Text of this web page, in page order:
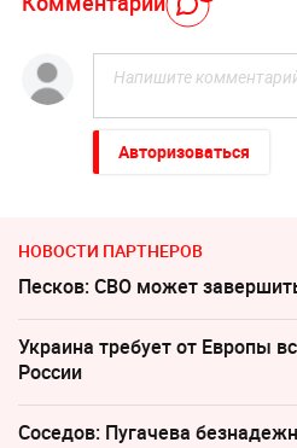
Авторизоваться
НОВОСТИ ПАРТНЕРОВ
Песков: СВО может
Украина требует от Европы
России
Соседов: Пугачева